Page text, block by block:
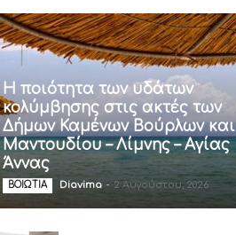
Η ποιότητα των υδάτων
κολύμβησης στις ακτές των
Δήμων Καμένων Βούρλων και
Μαντουδίου – Λίμνης – Αγίας
Άννας
ΒΟΙΩΤΙΑ Diavima - 2 Αυγούστου, 2026